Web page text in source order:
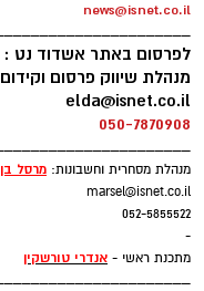
news@isnet.co.il
לפרסום באתר אשדוד נט :
מנהלת שיווק פרסום
elda@isnet.co.il
050-7870908
מנהלת מסחרית וחשבונות: מרסל
marsel@isnet.co.il
052-5855522
-
מתכנת ראשי - אנדרי טורשקין